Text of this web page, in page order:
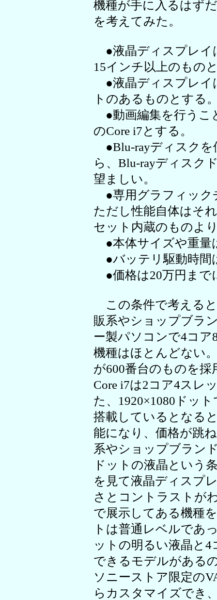
機種が手に入るはず
を考えてみた。
●液晶ディスプレイ
15インチ以上のもの
●液晶ディスプレイ
トのあるものとする
●動画編集を行うこ
のCore i7とする。
●Blu-rayディスクを
ら、Blu-rayディスク
望ましい。
●専用グラフィック
ただし性能自体はそ
セット内蔵のものよ
●本体サイズや重量
●バッテリ駆動時間
●価格は20万円まで
この条件で考える
販系やショップブラ
ー製パソコンで4コア
機種はほとんどない
が600番台のものを
Core i7は2コア4スレ
た、1920×1080ドッ
搭載しているとなる
能になり、価格が跳
系やショップブラン
ドットの液晶という
を見て液晶ディスプ
さとコントラストが
で展示してある機種
トは普通レベルであ
ットの明るい液晶と4
できるモデルがある
ソニーストア限定の
らカスタマイズでき